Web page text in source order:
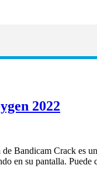
2022
Bandicam Crack es
en su pantalla.